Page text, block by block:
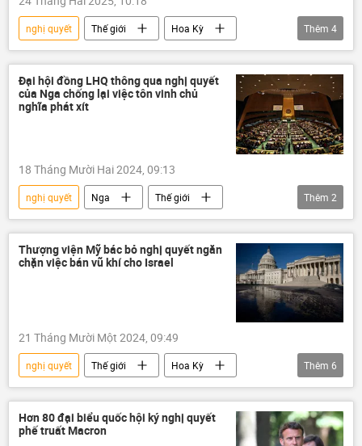
nghị quyết Thế giới
Hoa Kỳ
Hội đồng Bảo an LHQ
Ukraina
phương Tây
Chiến dịch quân sự đặc biệt tại Ukraina
Thêm 4
Đại hội đồng LHQ thông qua nghị quyết
của Nga chống lại việc tôn vinh chủ
nghĩa phát xít
18 Tháng Mười Hai 2024, 09:13
nghị quyết Nga
Thế giới
Đại hội đồng LHQ
Đức Quốc xã
Thêm 2
Thượng viện Mỹ bác bỏ nghị quyết ngăn
chặn việc bán vũ khí cho Israel
21 Tháng Mười Một 2024, 09:49
nghị quyết Thế giới
Hoa Kỳ
Israel
Vòng xoáy căng thẳng mới ở Trung Đông
Trung Đông
Thêm 6
Hơn 80 đại biểu quốc hội ký nghị quyết
phế truất Macron